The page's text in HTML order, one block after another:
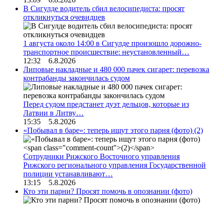
В Сигулде водитель сбил велосипедиста: просят
откликнуться очевидцев
1 августа около 14:00 в Сигулде произошло дорожно-
транспортное происшествие: неустановленный…
12:32 6.8.2026
Липовые накладные и 480 000 пачек сигарет: перевозка
контрабанды закончилась судом
Перед судом предстанет дуэт дельцов, которые из
Латвии в Литву…
15:35 5.8.2026
«Побывал в баре»: теперь ищут этого парня (фото) (2)
Сотрудники Рижского Восточного управления
Рижского регионального управления Государственной
полиции устанавливают…
13:15 5.8.2026
Кто эти парни? Просят помочь в опознании (фото)